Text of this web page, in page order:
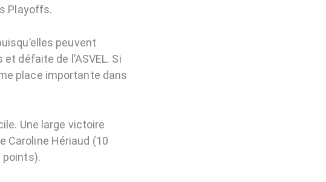
Playoffs.
peuvent
défaite de l’ASVEL. Si
place importante dans
Une large victoire
Caroline Hériaud (10
points).